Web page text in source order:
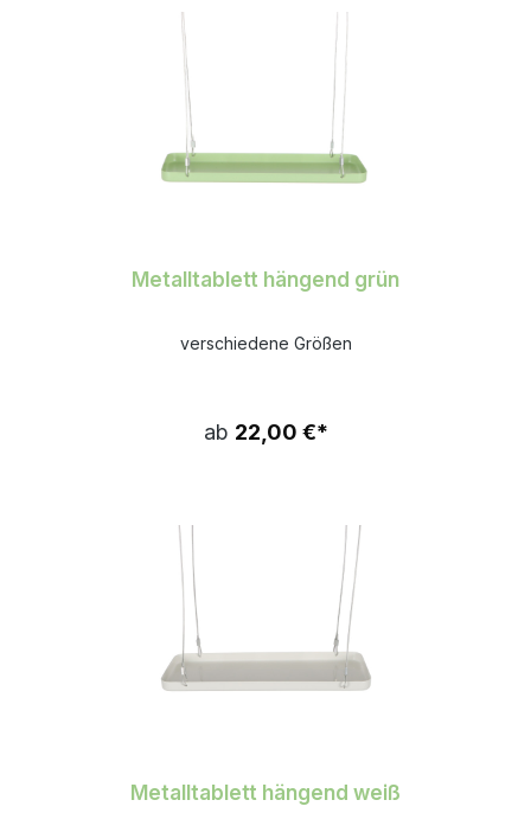
Metalltablett hängend grün
verschiedene Größen
ab 22,00 €*
Metalltablett hängend weiß